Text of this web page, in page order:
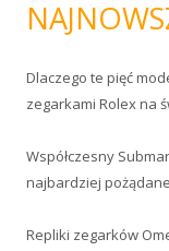
k
j
:
Dlaczego te pięć
zegarkami Rolex na
Współczesny
najbardziej
Repliki zegarków